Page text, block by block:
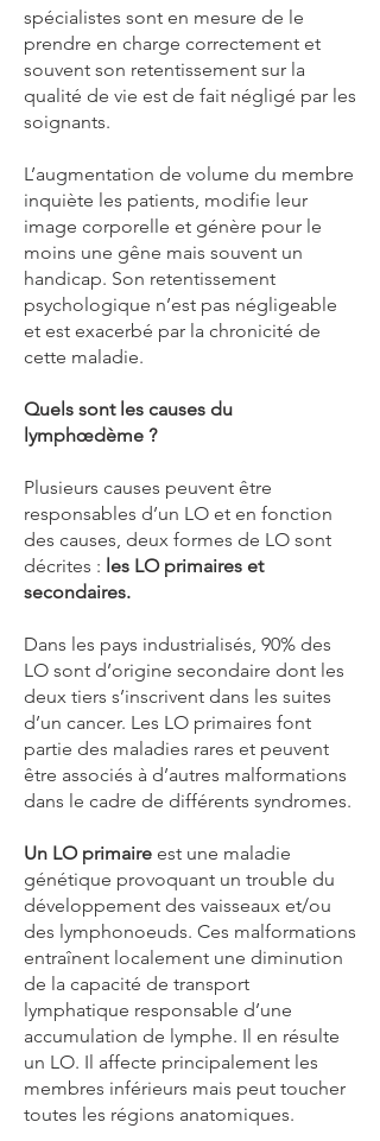
spécialistes sont en mesure de le
prendre en charge correctement et
souvent son retentissement sur la
qualité de vie est de fait négligé par les
soignants.
L’augmentation de volume du membre
inquiète les patients, modifie leur
image corporelle et génère pour le
moins une gêne mais souvent un
handicap. Son retentissement
psychologique n’est pas négligeable
et est exacerbé par la chronicité de
cette maladie.
Quels sont les causes du
lymphœdème ?
Plusieurs causes peuvent être
responsables d’un LO et en fonction
des causes, deux formes de LO sont
décrites : les LO primaires et
secondaires.
Dans les pays industrialisés, 90% des
LO sont d’origine secondaire dont les
deux tiers s’inscrivent dans les suites
d’un cancer. Les LO primaires font
partie des maladies rares et peuvent
être associés à d’autres malformations
dans le cadre de différents syndromes.
Un LO primaire est une maladie
génétique provoquant un trouble du
développement des vaisseaux et/ou
des lymphonoeuds. Ces malformations
entraînent localement une diminution
de la capacité de transport
lymphatique responsable d’une
accumulation de lymphe. Il en résulte
un LO. Il affecte principalement les
membres inférieurs mais peut toucher
toutes les régions anatomiques.